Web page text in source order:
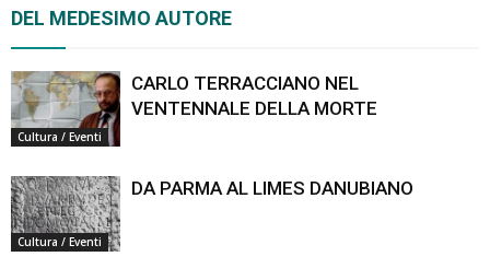
DEL MEDESIMO AUTORE
Cultura / Eventi
CARLO TERRACCIANO NEL
VENTENNALE DELLA MORTE
Cultura / Eventi
DA PARMA AL LIMES DANUBIANO